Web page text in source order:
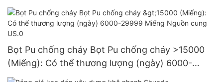
Bọt Pu chống cháy Bọt Pu chống cháy >15000
(Miếng): Có thể thương lượng (ngày) 6000-
29999 Miếng Nguồn cung US.0